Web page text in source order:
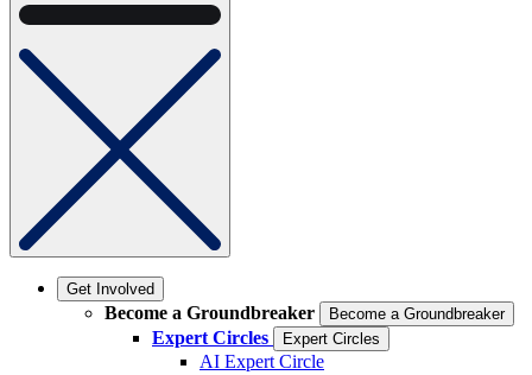
Get Involved
Become a Groundbreaker Become a Groundbreaker
Expert Circles Expert Circles
AI Expert Circle